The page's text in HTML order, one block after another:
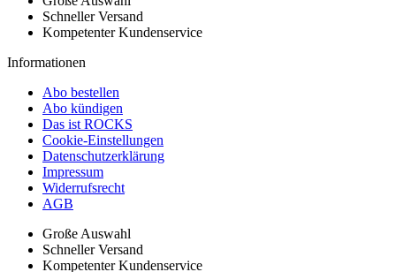
Schneller Versand
Kompetenter Kundenservice
Informationen
Abo bestellen
Abo kündigen
Das ist ROCKS
Cookie-Einstellungen
Datenschutzerklärung
Impressum
Widerrufsrecht
AGB
Große Auswahl
Schneller Versand
Kompetenter Kundenservice